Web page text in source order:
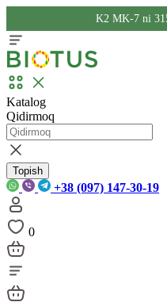
K2 MK-7 ni
Katalog
Qidirmoq
Topish
+38 (097) 147-30-19
0